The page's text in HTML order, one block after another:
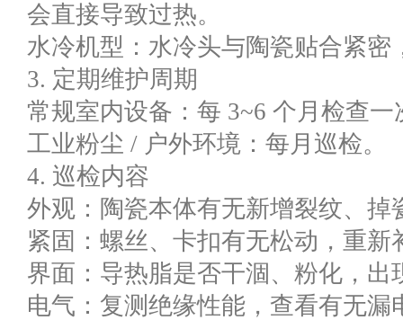
会直接导致过热。
水冷机型：水冷头与陶瓷贴合紧密
3. 定期维护周期
常规室内设备：每 3~6 个月检查一
工业粉尘 / 户外环境：每月巡检。
4. 巡检内容
外观：陶瓷本体有无新增裂纹、掉
紧固：螺丝、卡扣有无松动，重新
界面：导热脂是否干涸、粉化，
电气：复测绝缘性能，查看有无漏